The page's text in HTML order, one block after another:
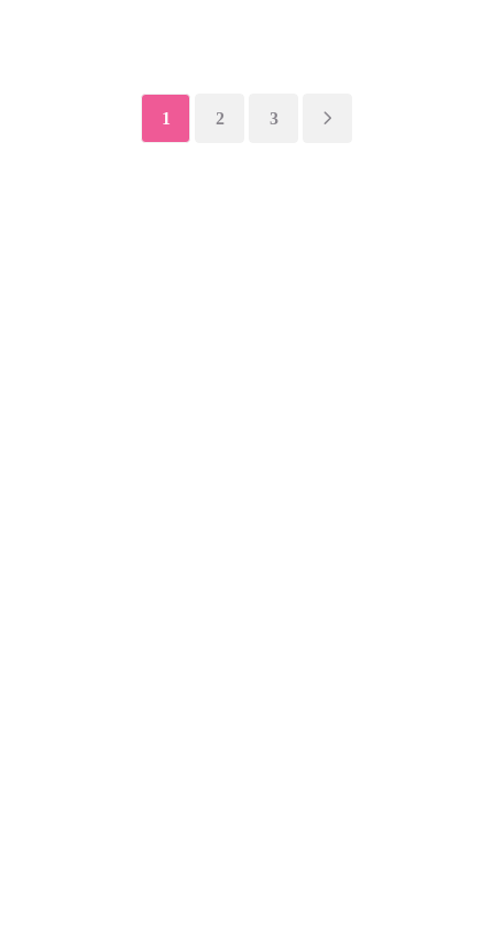
1 2 3